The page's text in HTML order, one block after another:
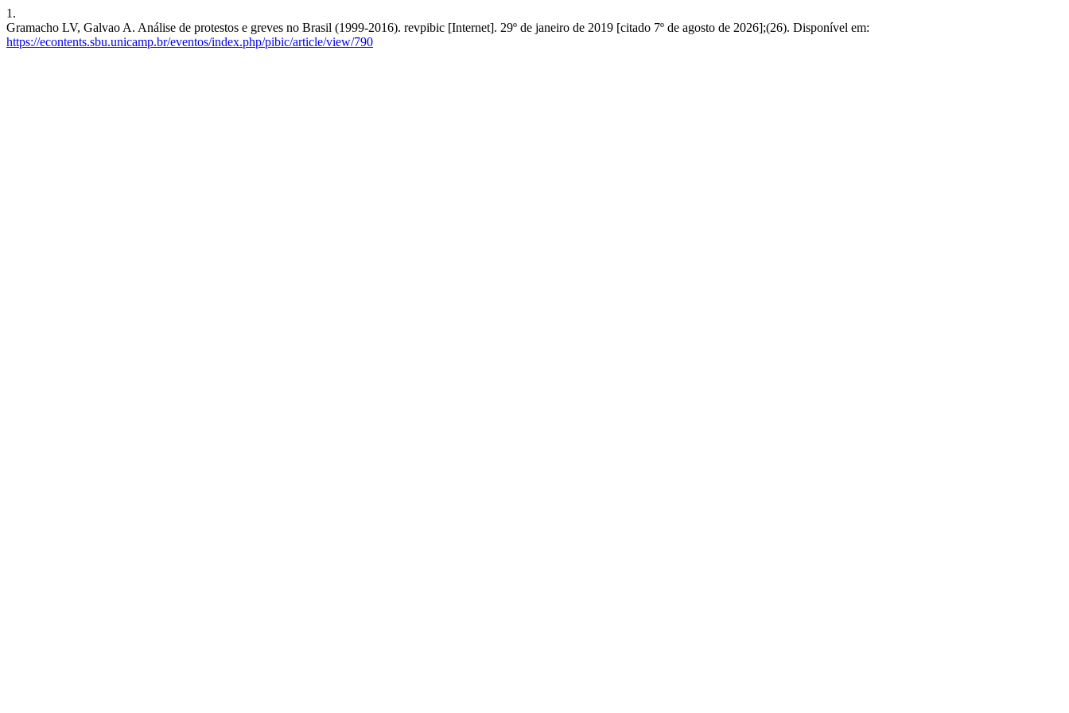
1.
Gramacho LV, Galvao A. Análise de protestos e greves no Brasil (1999-2016). revpibic [Internet]. 29º de janeiro de 2019 [citado 7º de agosto de 2026];(26). Disponível em:
https://econtents.sbu.unicamp.br/eventos/index.php/pibic/article/view/790